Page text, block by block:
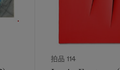
post-Impressionist Walter
M. W. Turner, whose mastery of
managing a jazz bar in the
in with the secret police, he
拍品 114